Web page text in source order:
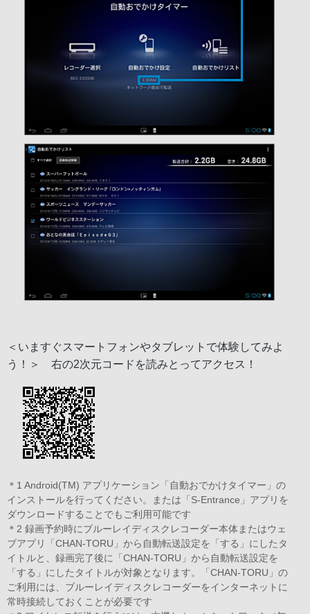
＜いますぐスマートフォンやタブレットで体験してみよ
う！＞ 右の2次元コードを読みとってアクセス！
＊1 Android(TM) アプリケーション「自動おでかけタイマー」の
インストールを行ってください。または「S-Entrance」アプリを
ダウンロードすることでもご利用可能です
＊2 録画予約時にブルーレイディスクレコーダー本体またはウェ
ブアプリ「CHAN-TORU」から自動転送設定を「する」にしたタ
イトルと、録画完了後に「CHAN-TORU」から自動転送設定を
「する」にしたタイトルが対象となります。「CHAN-TORU」の
ご利用には、ブルーレイディスクレコーダーをインターネットに
常時接続しておくことが必要です